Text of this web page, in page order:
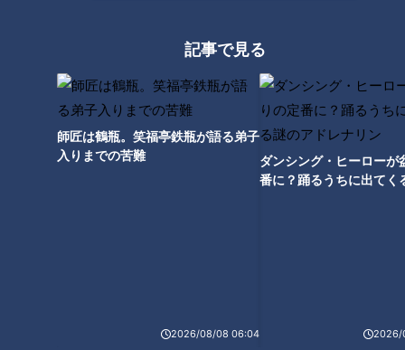
記事で見る
師匠は鶴瓶。笑福亭鉄瓶が語る弟子
入りまでの苦難
2026/08/08 06:04
ダンシング・ヒーローが
番に？踊るうちに出てく
2026/
レることなく前進。見ているだけのマヂラブが「しんどい！」
を連発するほど、ハードなトレーニングです。
いつもなら野田が挑戦するところですが、肩を負傷中のため、
今回は村上がトライ！初心者なので重りは付けず、シャフトだ
けを持って挑戦しますが、その重さは20キロ。なんとか頭上
まで持ち上げ、脚を高く上げてまずまずの歩きをしました。